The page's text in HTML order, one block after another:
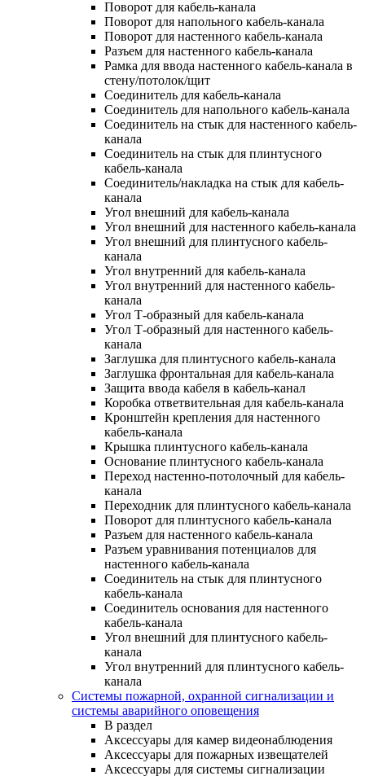
Поворот для кабель-канала
Поворот для напольного кабель-канала
Поворот для настенного кабель-канала
Разъем для настенного кабель-канала
Рамка для ввода настенного кабель-канала в
стену/потолок/щит
Соединитель для кабель-канала
Соединитель для напольного кабель-канала
Соединитель на стык для настенного кабель-
канала
Соединитель на стык для плинтусного
кабель-канала
Соединитель/накладка на стык для кабель-
канала
Угол внешний для кабель-канала
Угол внешний для настенного кабель-канала
Угол внешний для плинтусного кабель-
канала
Угол внутренний для кабель-канала
Угол внутренний для настенного кабель-
канала
Угол Т-образный для кабель-канала
Угол Т-образный для настенного кабель-
канала
Заглушка для плинтусного кабель-канала
Заглушка фронтальная для кабель-канала
Защита ввода кабеля в кабель-канал
Коробка ответвительная для кабель-канала
Кронштейн крепления для настенного
кабель-канала
Крышка плинтусного кабель-канала
Основание плинтусного кабель-канала
Переход настенно-потолочный для кабель-
канала
Переходник для плинтусного кабель-канала
Поворот для плинтусного кабель-канала
Разъем для настенного кабель-канала
Разъем уравнивания потенциалов для
настенного кабель-канала
Соединитель на стык для плинтусного
кабель-канала
Соединитель основания для настенного
кабель-канала
Угол внешний для плинтусного кабель-
канала
Угол внутренний для плинтусного кабель-
канала
Системы пожарной, охранной сигнализации и
системы аварийного оповещения
В раздел
Аксессуары для камер видеонаблюдения
Аксессуары для пожарных извещателей
Аксессуары для системы сигнализации